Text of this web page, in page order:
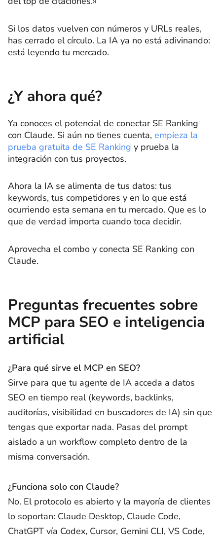
Si los datos vuelven con números y URLs reales,
has cerrado el círculo. La IA ya no está adivinando:
está leyendo tu mercado.
¿Y ahora qué?
Ya conoces el potencial de conectar SE Ranking
con Claude. Si aún no tienes cuenta, empieza la
prueba gratuita de SE Ranking y prueba la
integración con tus proyectos.
Ahora la IA se alimenta de tus datos: tus
keywords, tus competidores y en lo que está
ocurriendo esta semana en tu mercado. Que es lo
que de verdad importa cuando toca decidir.
Aprovecha el combo y conecta SE Ranking con
Claude.
Preguntas frecuentes sobre
MCP para SEO e inteligencia
artificial
¿Para qué sirve el MCP en SEO?
Sirve para que tu agente de IA acceda a datos
SEO en tiempo real (keywords, backlinks,
auditorías, visibilidad en buscadores de IA) sin que
tengas que exportar nada. Pasas del prompt
aislado a un workflow completo dentro de la
misma conversación.
¿Funciona solo con Claude?
No. El protocolo es abierto y la mayoría de clientes
lo soportan: Claude Desktop, Claude Code,
ChatGPT vía Codex, Cursor, Gemini CLI, VS Code,